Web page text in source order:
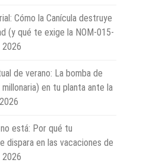
Cómo la Canícula destruye
(y qué te exige la NOM-015-
2026
de verano: La bomba de
en tu planta ante la
está: Por qué tu
dispara en las vacaciones de
2026